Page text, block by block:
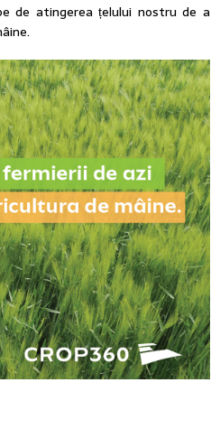
de atingerea țelului nostru de a